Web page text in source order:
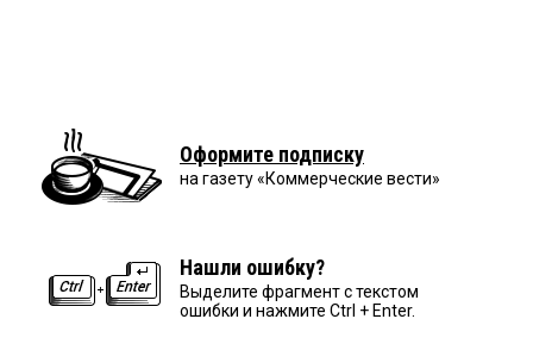
Оформите подписку
на газету «Коммерческие вести»
Нашли ошибку?
Выделите фрагмент с текстом
ошибки и нажмите Ctrl + Enter.